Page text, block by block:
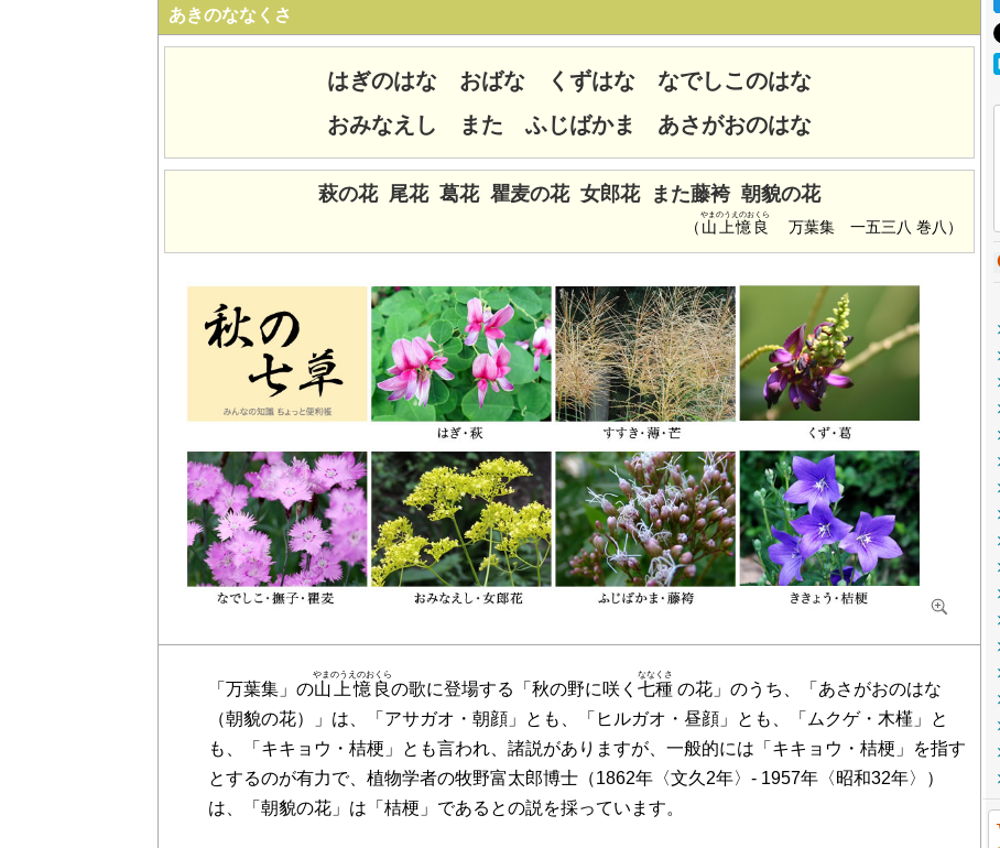
あきのななくさ
はぎのはな おばな くずはな なでしこのはな
おみなえし また ふじばかま あさがおのはな
萩の花 尾花 葛花 瞿麦の花 女郎花 また藤袴 朝貌の花
（ 山上憶良
やまのうえのおくら
万葉集 一五三八 巻八）
「万葉集」の山上憶良
やまのうえのおくら
の歌に登場する「秋の野に咲く 七種
ななくさ
（朝貌の花）」は、「アサガオ・朝顔」とも、「ヒルガオ・昼顔」とも、「ムクゲ・木槿」と
も、「キキョウ・桔梗」とも言われ、諸説がありますが、一般的には「キキョウ・桔梗」を指す
とするのが有力で、植物学者の牧野富太郎博士（1862年〈文久2年〉- 1957年〈昭和32年〉）
は、
「朝貌の花 」は「桔梗」であるとの説を採っています。